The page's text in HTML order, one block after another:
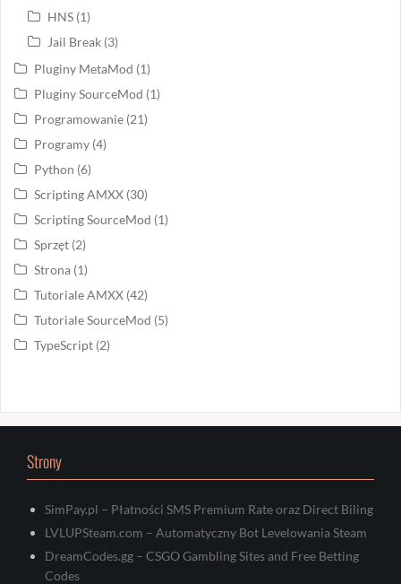
HNS (1)
Jail Break (3)
Pluginy MetaMod (1)
Pluginy SourceMod (1)
Programowanie (21)
Programy (4)
Python (6)
Scripting AMXX (30)
Scripting SourceMod (1)
Sprzęt (2)
Strona (1)
Tutoriale AMXX (42)
Tutoriale SourceMod (5)
TypeScript (2)
Strony
SimPay.pl – Płatności SMS Premium Rate oraz Direct Biling
LVLUPSteam.com – Automatyczny Bot Levelowania Steam
DreamCodes.gg – CSGO Gambling Sites and Free Betting
Codes